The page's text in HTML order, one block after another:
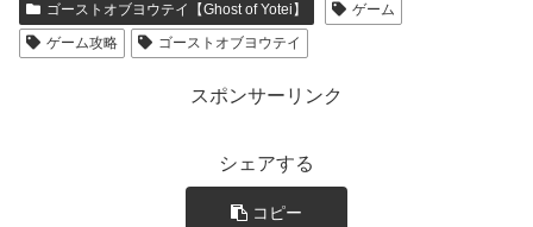
ゴーストオブヨウテイ【Ghost of Yotei】
ゲーム
ゲーム攻略
ゴーストオブヨウテイ
スポンサーリンク
シェアする
コピー